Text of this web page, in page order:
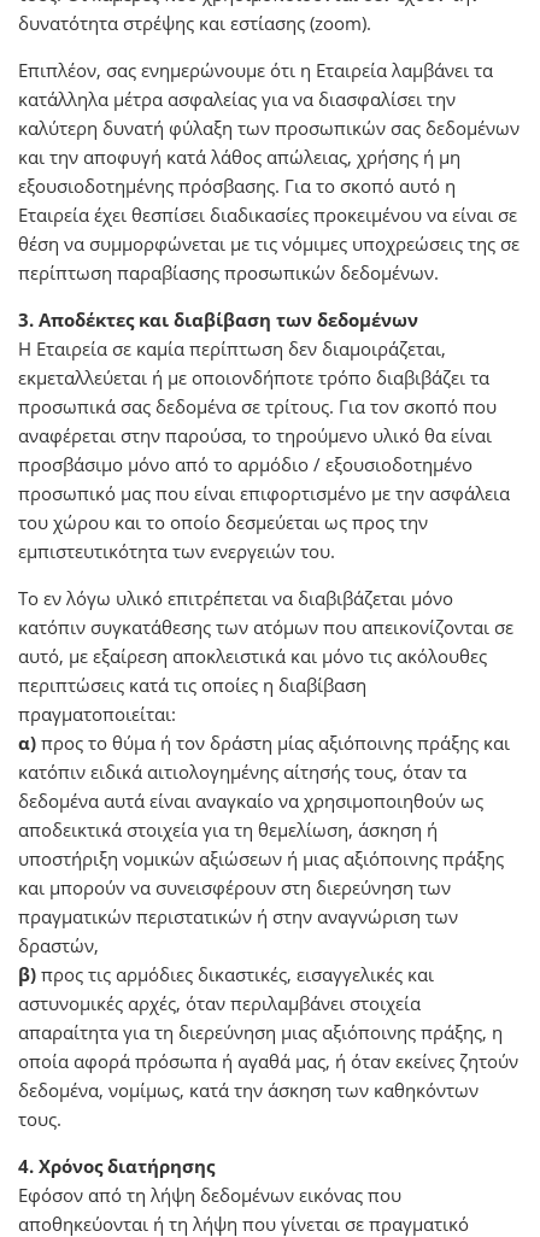
δυνατότητα στρέψης και εστίασης (zoom).
Επιπλέον, σας ενημερώνουμε ότι η Εταιρεία λαμβάνει τα
κατάλληλα μέτρα ασφαλείας για να διασφαλίσει την
καλύτερη δυνατή φύλαξη των προσωπικών σας δεδομένων
και την αποφυγή κατά λάθος απώλειας, χρήσης ή μη
εξουσιοδοτημένης πρόσβασης. Για το σκοπό αυτό η
Εταιρεία έχει θεσπίσει διαδικασίες προκειμένου να είναι σε
θέση να συμμορφώνεται με τις νόμιμες υποχρεώσεις της σε
περίπτωση παραβίασης προσωπικών δεδομένων.
3. Αποδέκτες και διαβίβαση των δεδομένων
Η Εταιρεία σε καμία περίπτωση δεν διαμοιράζεται,
εκμεταλλεύεται ή με οποιονδήποτε τρόπο διαβιβάζει τα
προσωπικά σας δεδομένα σε τρίτους. Για τον σκοπό που
αναφέρεται στην παρούσα, το τηρούμενο υλικό θα είναι
προσβάσιμο μόνο από το αρμόδιο / εξουσιοδοτημένο
προσωπικό μας που είναι επιφορτισμένο με την ασφάλεια
του χώρου και το οποίο δεσμεύεται ως προς την
εμπιστευτικότητα των ενεργειών του.
Το εν λόγω υλικό επιτρέπεται να διαβιβάζεται μόνο
κατόπιν συγκατάθεσης των ατόμων που απεικονίζονται σε
αυτό, με εξαίρεση αποκλειστικά και μόνο τις ακόλουθες
περιπτώσεις κατά τις οποίες η διαβίβαση
πραγματοποιείται:
α) προς το θύμα ή τον δράστη μίας αξιόποινης πράξης και
κατόπιν ειδικά αιτιολογημένης αίτησής τους, όταν τα
δεδομένα αυτά είναι αναγκαίο να χρησιμοποιηθούν ως
αποδεικτικά στοιχεία για τη θεμελίωση, άσκηση ή
υποστήριξη νομικών αξιώσεων ή μιας αξιόποινης πράξης
και μπορούν να συνεισφέρουν στη διερεύνηση των
πραγματικών περιστατικών ή στην αναγνώριση των
δραστών,
β) προς τις αρμόδιες δικαστικές, εισαγγελικές και
αστυνομικές αρχές, όταν περιλαμβάνει στοιχεία
απαραίτητα για τη διερεύνηση μιας αξιόποινης πράξης, η
οποία αφορά πρόσωπα ή αγαθά μας, ή όταν εκείνες ζητούν
δεδομένα, νομίμως, κατά την άσκηση των καθηκόντων
τους.
4. Χρόνος διατήρησης
Εφόσον από τη λήψη δεδομένων εικόνας που
αποθηκεύονται ή τη λήψη που γίνεται σε πραγματικό